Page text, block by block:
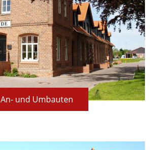
An- und Umbauten